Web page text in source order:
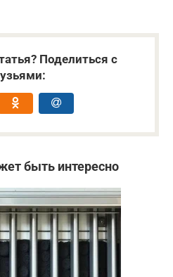
Поделиться с
быть интересно